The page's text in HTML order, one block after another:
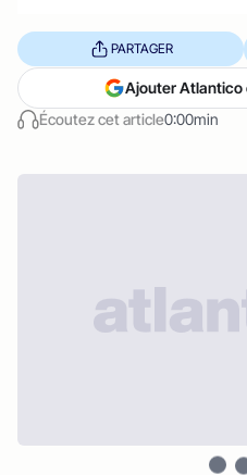
Écoutez cet article0:00min
PARTAGER
Ajouter Atlantico